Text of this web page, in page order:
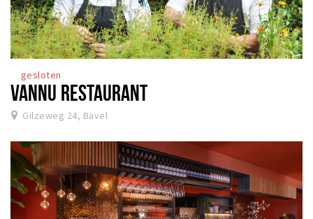
gesloten
VANNU RESTAURANT
Gilzeweg 24, Bavel